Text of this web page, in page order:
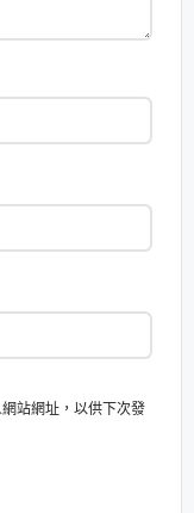
站網址，以供下次發